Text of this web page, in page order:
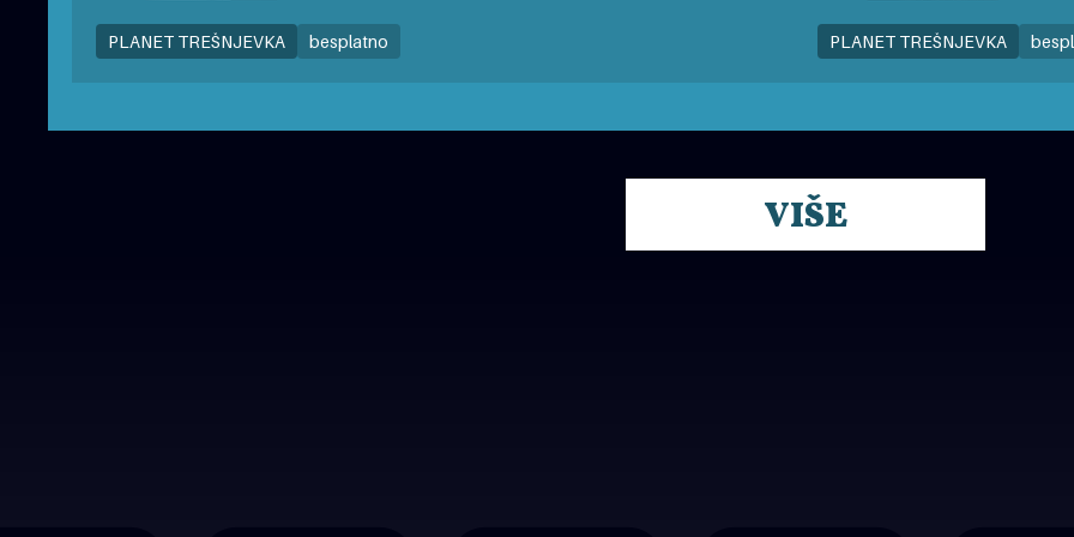
PLANET TREŠNJEVKA besplatno PLANET TREŠNJEVKA
VIŠE